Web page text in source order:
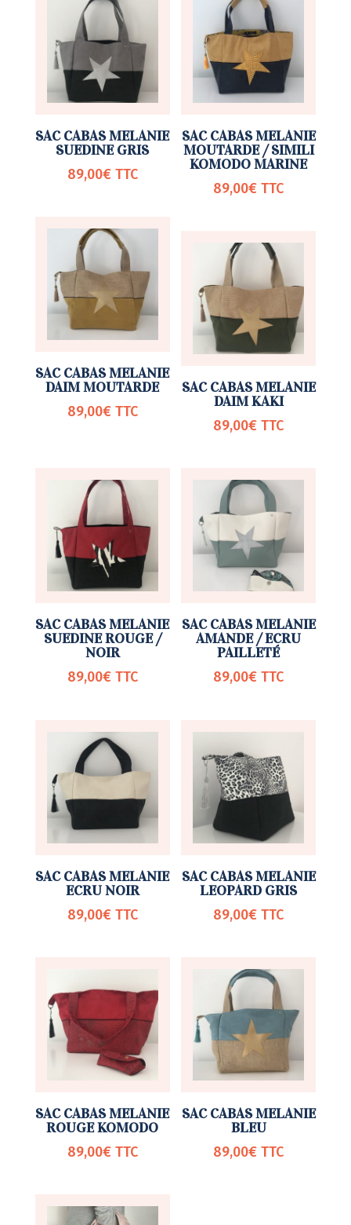
SAC CABAS MELANIE
SUEDINE GRIS
89,00€ TTC
SAC CABAS MELANIE
MOUTARDE / SIMILI
KOMODO MARINE
89,00€ TTC
SAC CABAS MELANIE
DAIM MOUTARDE
89,00€ TTC
SAC CABAS MELANIE
DAIM KAKI
89,00€ TTC
SAC CABAS MELANIE
SUEDINE ROUGE /
NOIR
89,00€ TTC
SAC CABAS MELANIE
AMANDE / ECRU
PAILLETÉ
89,00€ TTC
SAC CABAS MELANIE
ECRU NOIR
89,00€ TTC
SAC CABAS MELANIE
LEOPARD GRIS
89,00€ TTC
SAC CABAS MELANIE
ROUGE KOMODO
89,00€ TTC
SAC CABAS MELANIE
BLEU
89,00€ TTC